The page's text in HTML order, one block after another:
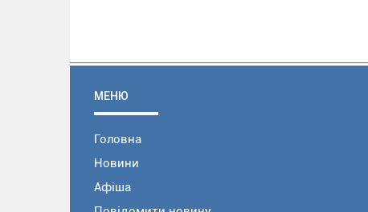
МЕНЮ
Головна
Новини
Афіша